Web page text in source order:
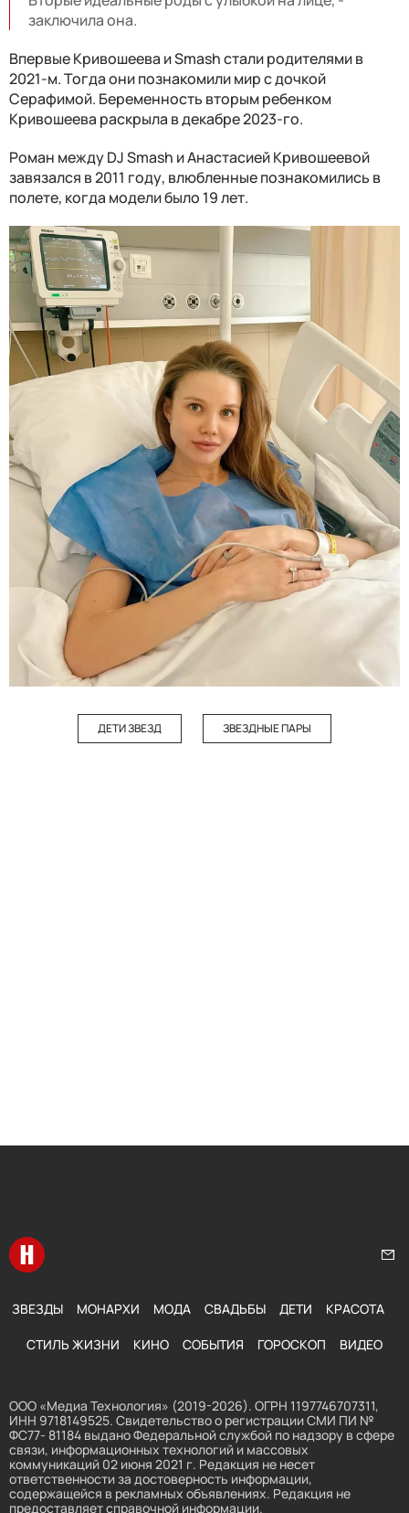
заключила она.
Впервые Кривошеева и Smash стали родителями в
2021-м. Тогда они познакомили мир с дочкой
Серафимой. Беременность вторым ребенком
Кривошеева раскрыла в декабре 2023-го.
Роман между DJ Smash и Анастасией Кривошеевой
завязался в 2011 году, влюбленные познакомились в
полете, когда модели было 19 лет.
ДЕТИ ЗВЕЗД ЗВЕЗДНЫЕ ПАРЫ
Перейти на главную
ЗВЕЗДЫ МОНАРХИ МОДА СВАДЬБЫ ДЕТИ КРАСОТА
СТИЛЬ ЖИЗНИ КИНО СОБЫТИЯ ГОРОСКОП ВИДЕО
ООО «Медиа Технология» (2019-2026). ОГРН 1197746707311,
ИНН 9718149525. Свидетельство о регистрации СМИ ПИ №
ФС77- 81184 выдано Федеральной службой по надзору в сфере
связи, информационных технологий и массовых
коммуникаций 02 июня 2021 г. Редакция не несет
ответственности за достоверность информации,
содержащейся в рекламных объявлениях. Редакция не
предоставляет справочной информации.